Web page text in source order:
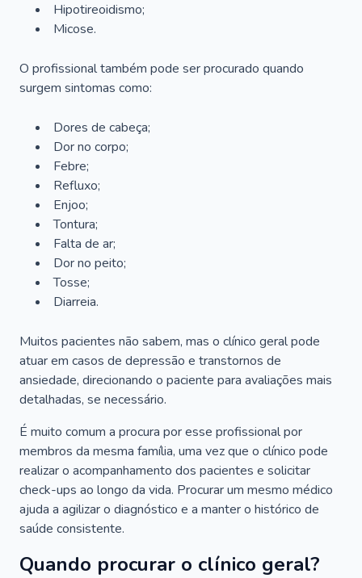
Hipotireoidismo;
Micose.
O profissional também pode ser procurado quando
surgem sintomas como:
Dores de cabeça;
Dor no corpo;
Febre;
Refluxo;
Enjoo;
Tontura;
Falta de ar;
Dor no peito;
Tosse;
Diarreia.
Muitos pacientes não sabem, mas o clínico geral pode
atuar em casos de depressão e transtornos de
ansiedade, direcionando o paciente para avaliações mais
detalhadas, se necessário.
É muito comum a procura por esse profissional por
membros da mesma família, uma vez que o clínico pode
realizar o acompanhamento dos pacientes e solicitar
check-ups ao longo da vida. Procurar um mesmo médico
ajuda a agilizar o diagnóstico e a manter o histórico de
saúde consistente.
Quando procurar o clínico geral?